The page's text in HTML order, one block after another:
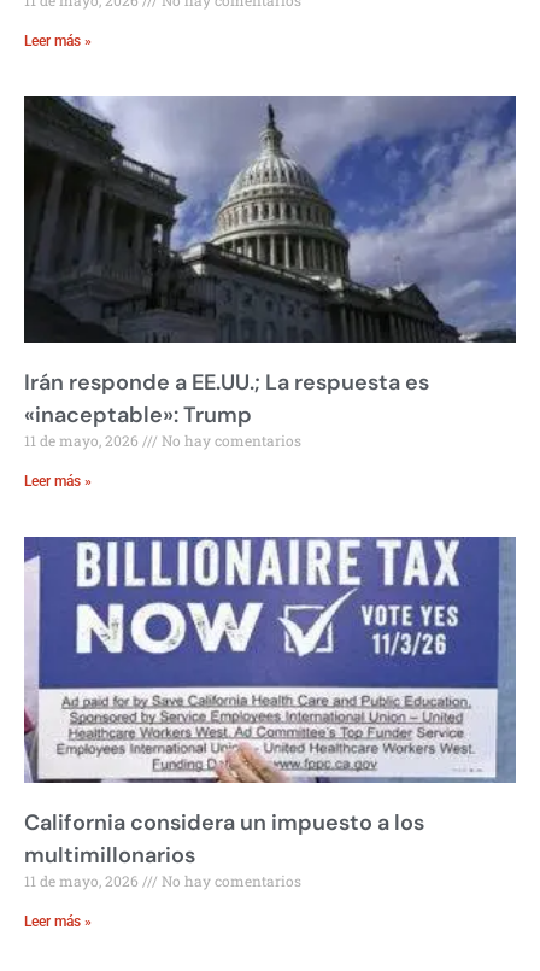
Leer más »
Irán responde a EE.UU.; La respuesta es
«inaceptable»: Trump
11 de mayo, 2026 No hay comentarios
Leer más »
California considera un impuesto a los
multimillonarios
11 de mayo, 2026 No hay comentarios
Leer más »